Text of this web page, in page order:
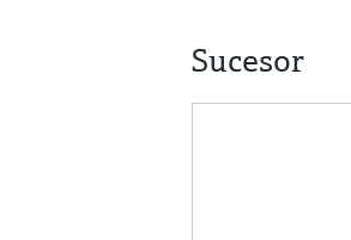
Sucesor